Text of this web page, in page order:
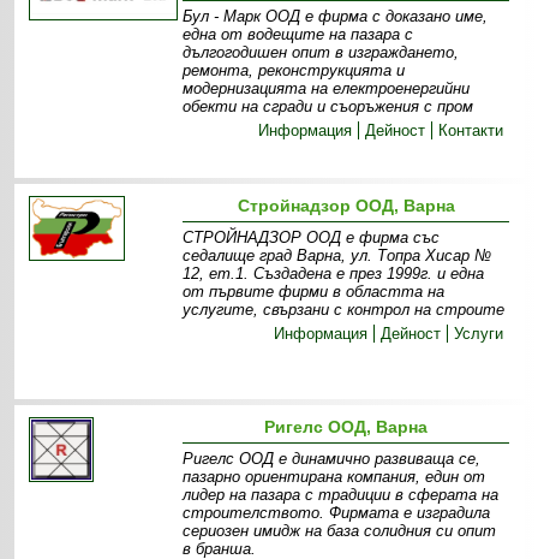
Бул - Марк ООД е фирма с доказано име,
една от водещите на пазара с
дългогодишен опит в изграждането,
ремонта, реконструкцията и
модернизацията на електроенергийни
обекти на сгради и съоръжения с пром
Информация
Дейност Контакти
Стройнадзор ООД, Варна
СТРОЙНАДЗОР ООД е фирма със
седалище град Варна, ул. Топра Хисар №
12, ет.1. Създадена е през 1999г. и една
от първите фирми в областта на
услугите, свързани с контрол на строите
Информация
Дейност Услуги
Ригелс ООД, Варна
Ригелс ООД е динамично развиваща се,
пазарно ориентирана компания, един от
лидер на пазара с традиции в сферата на
строителството. Фирмата е изградила
сериозен имидж на база солидния си опит
в бранша.